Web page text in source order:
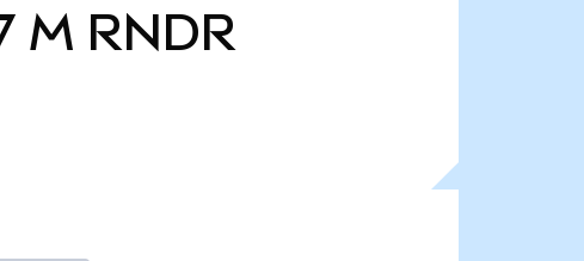
M RNDR